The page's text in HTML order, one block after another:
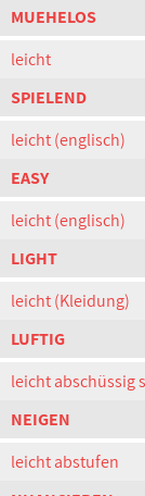
MUEHELOS
leicht
SPIELEND
leicht (englisch)
EASY
leicht (englisch)
LIGHT
leicht (Kleidung)
LUFTIG
leicht abschüssig
NEIGEN
leicht abstufen